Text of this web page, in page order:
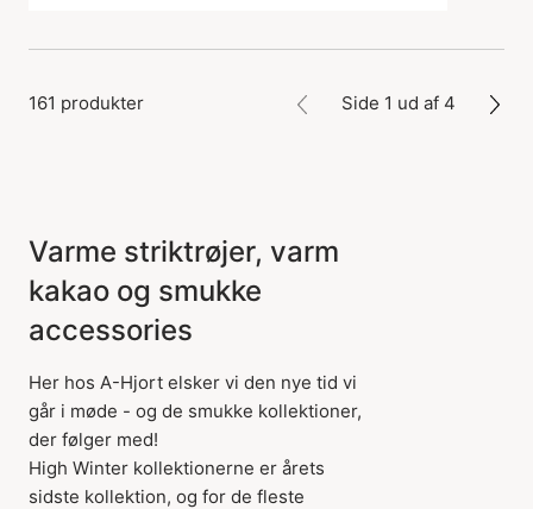
161 produkter Side 1 ud af 4
Varme striktrøjer, varm
kakao og smukke
accessories
Her hos A-Hjort elsker vi den nye tid vi
går i møde - og de smukke kollektioner,
der følger med!
High Winter kollektionerne er årets
sidste kollektion, og for de fleste